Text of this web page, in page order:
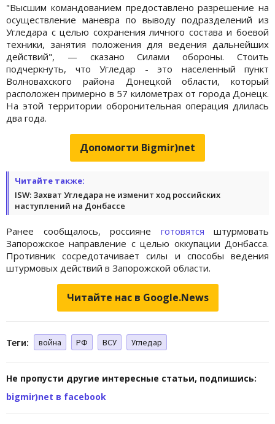
"Высшим командованием предоставлено разрешение на
осуществление маневра по выводу подразделений из
Угледара с целью сохранения личного состава и боевой
техники, занятия положения для ведения дальнейших
действий", — сказано Силами обороны. Стоить
подчеркнуть, что Угледар - это населенный пункт
Волновахского района Донецкой области, который
расположен примерно в 57 километрах от города Донецк.
На этой территории оборонительная операция длилась
два года.
Допомогти Bigmir)net
Читайте также:
ISW: Захват Угледара не изменит ход российских
наступлений на Донбассе
Ранее сообщалось, россияне готовятся штурмовать
Запорожское направление с целью оккупации Донбасса.
Противник сосредотачивает силы и способы ведения
штурмовых действий в Запорожской области.
Читайте нас в Google.News
Теги: война РФ ВСУ Угледар
Не пропусти другие интересные статьи, подпишись:
bigmir)net в facebook